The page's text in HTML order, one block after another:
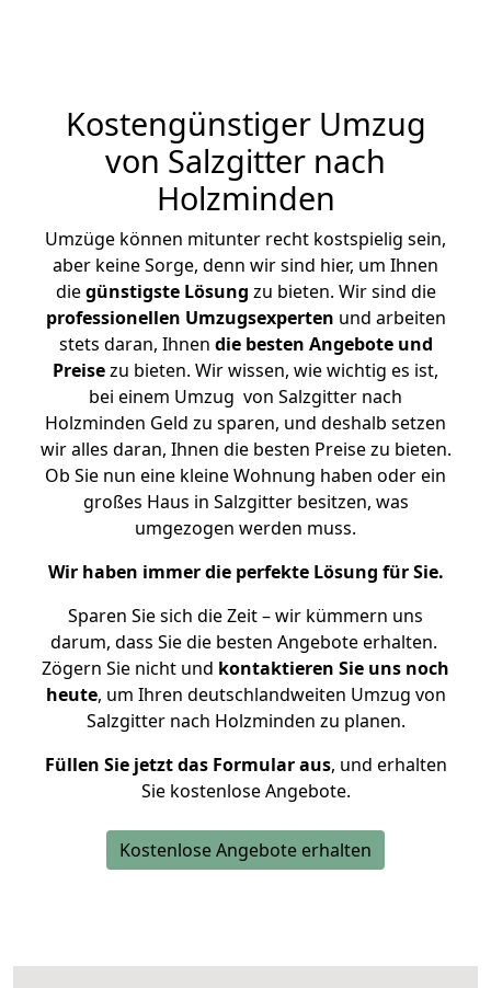
Kostengünstiger Umzug
von Salzgitter nach
Holzminden
Umzüge können mitunter recht kostspielig sein,
aber keine Sorge, denn wir sind hier, um Ihnen
diegünstigste Lösung zu bieten. Wir sind die
professionellen Umzugsexperten und arbeiten
stets daran, Ihnen die besten Angebote und
Preisezu bieten. Wir wissen, wie wichtig es ist,
bei einem Umzug von Salzgitter nach
Holzminden Geld zu sparen, und deshalb setzen
wir alles daran, Ihnen die besten Preise zu bieten.
Ob Sie nun eine kleine Wohnung haben oder ein
großes Haus in Salzgitter besitzen, was
umgezogen werden muss.
Wir haben immer die perfekte Lösung für Sie.
Sparen Sie sich die Zeit – wir kümmern uns
darum, dass Sie die besten Angebote erhalten.
Zögern Sie nicht und kontaktieren Sie uns noch
heute, um Ihren deutschlandweiten Umzug von
Salzgitter nach Holzminden zu planen.
Füllen Sie jetzt das Formular aus, und erhalten
Sie kostenlose Angebote.
Kostenlose Angebote erhalten